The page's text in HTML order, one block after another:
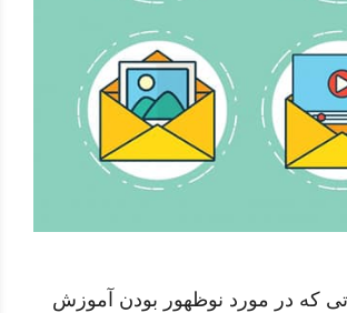
که در مورد نوظهور بودن آموزش